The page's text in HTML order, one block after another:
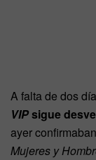
A falta de dos
VIPsigue
ayer
Mujeres y